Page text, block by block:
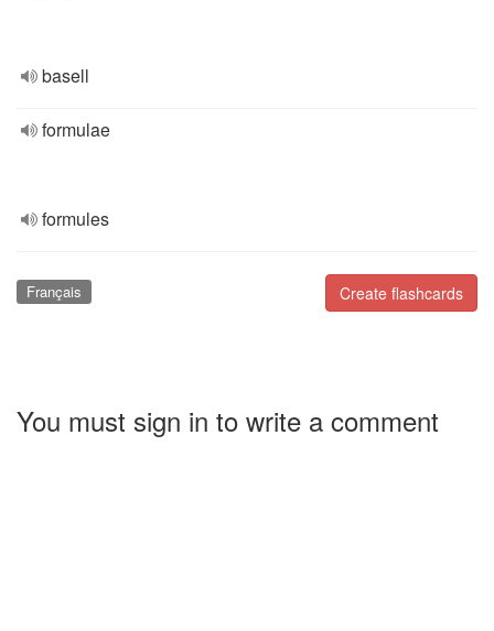
basell
formulae
formules
Create flashcards
Français
You must sign in to write a comment